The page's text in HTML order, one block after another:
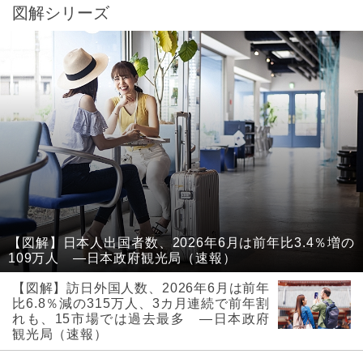
図解シリーズ
【図解】日本人出国者数、2026年6月は前年比3.4％増の
109万人 ―日本政府観光局（速報）
【図解】訪日外国人数、2026年6月は前年
比6.8％減の315万人、3カ月連続で前年割
れも、15市場では過去最多 ―日本政府
観光局（速報）